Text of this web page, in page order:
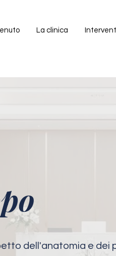
La clinica
dell'anatomia e dei